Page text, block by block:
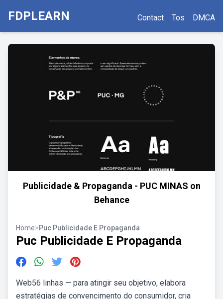
FDPLEARN Contact Tos DMCA
Publicidade & Propaganda - PUC MINAS on
Behance
Home>Puc Publicidade E Propaganda
Puc Publicidade E Propaganda
Web56 linhas — para atingir seu objetivo, elabora
estratégias de convencimento do consumidor, cria